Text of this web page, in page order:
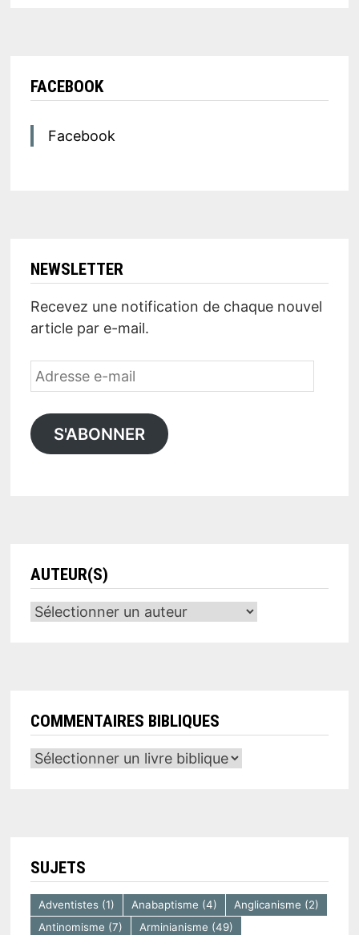
FACEBOOK
Facebook
NEWSLETTER
Recevez une notification de chaque nouvel
article par e-mail.
Adresse
e-
mail
S'ABONNER
AUTEUR(S)
COMMENTAIRES BIBLIQUES
SUJETS
Adventistes(1) Anabaptisme (4) Anglicanisme (2)
Antinomisme (7) Arminianisme (49)